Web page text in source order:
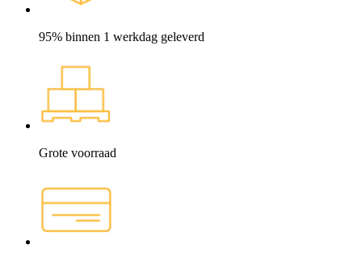
95% binnen 1 werkdag geleverd
Grote voorraad